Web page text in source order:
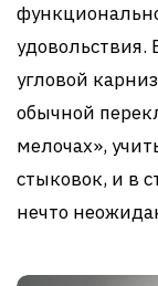
угловой
обычной
мелочах»,
стыковок, и в
нечто